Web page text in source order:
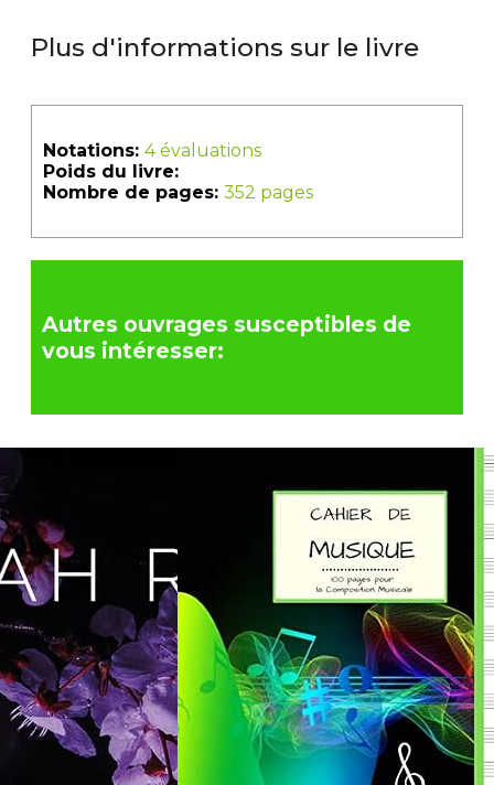
Plus d'informations sur le livre
Notations: 4 évaluations
Poids du livre:
Nombre de pages: 352 pages
Autres ouvrages susceptibles de
vous intéresser: